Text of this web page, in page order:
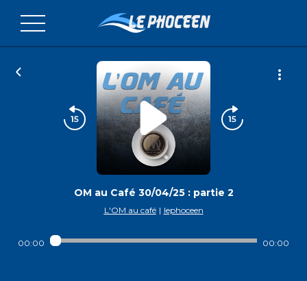
OM au Café 30/04/25 : partie 2
L'OM au café | lephoceen
00:00 00:00